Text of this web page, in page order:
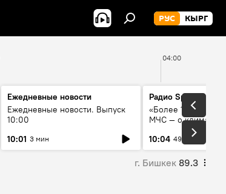
РУС КЫРГ
04:00
Ежедневные новости
Ежедневные новости. Выпуск
10:00
10:01 3 мин
Радио Sputnik
«Более 1200 сёл в
МЧС — о климате,
системе
населения
10:04 49 мин
г. Бишкек 89.3